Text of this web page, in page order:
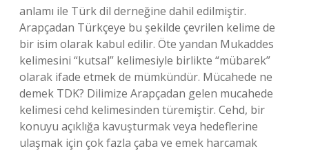
anlamı ile Türk dil derneğine dahil edilmiştir.
Arapçadan Türkçeye bu şekilde çevrilen kelime de
bir isim olarak kabul edilir. Öte yandan Mukaddes
kelimesini “kutsal” kelimesiyle birlikte “mübarek”
olarak ifade etmek de mümkündür. Mücahede ne
demek TDK? Dilimize Arapçadan gelen mucahede
kelimesi cehd kelimesinden türemiştir. Cehd, bir
konuyu açıklığa kavuşturmak veya hedeflerine
ulaşmak için çok fazla çaba ve emek harcamak